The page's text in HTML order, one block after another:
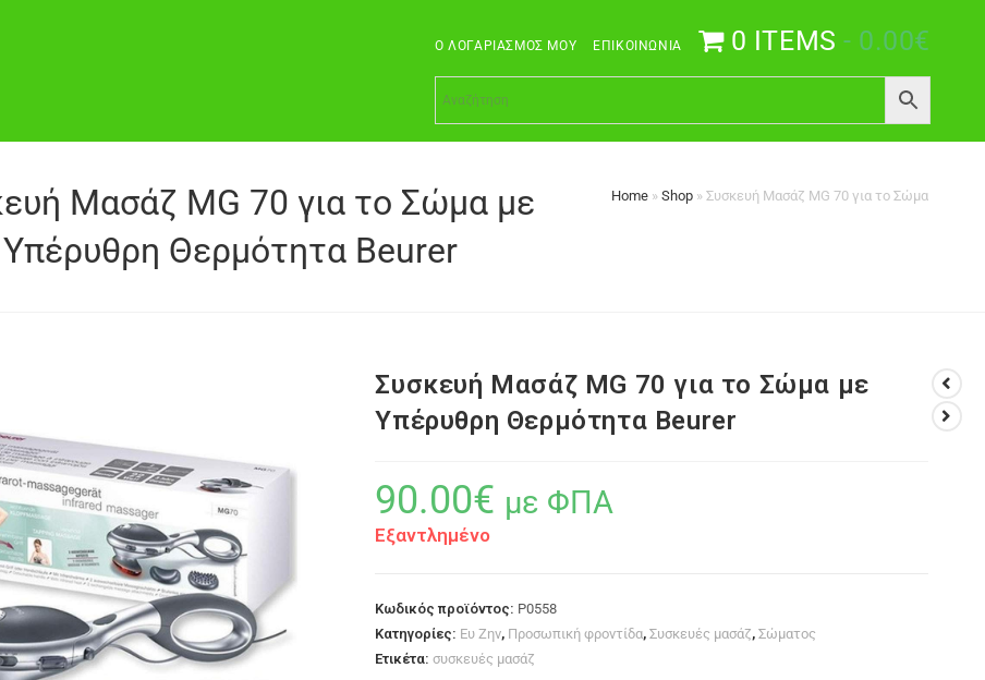
Ο ΛΟΓΑΡΙΑΣΜΌΣ ΜΟΥ ΕΠΙΚΟΙΝΩΝΊΑ 0 ITEMS 0.00€
Μασάζ MG 70 για το Σώμα με
Υπέρυθρη Θερμότητα Beurer
Home »Shop »Συσκευή Μασάζ MG 70 για το Σώμα με
Συσκευή Μασάζ MG 70 για το Σώμα με
Υπέρυθρη Θερμότητα Beurer
90.00€ με ΦΠΑ
Εξαντλημένο
Κωδικός προϊόντος: P0558
Κατηγορίες: Ευ Ζην, Προσωπική φροντίδα,Συσκευές μασάζ,Σώματος
Ετικέτα:συσκευές μασάζ